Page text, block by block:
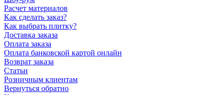
Расчет материалов
Как сделать заказ?
Как выбрать плитку?
Доставка заказа
Оплата заказа
Оплата банковской картой онлайн
Возврат заказа
Статьи
Розничным клиентам
Вернуться обратно